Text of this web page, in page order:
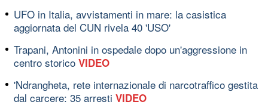
UFO in Italia, avvistamenti in mare: la casistica
aggiornata del CUN rivela 40 'USO'
Trapani, Antonini in ospedale dopo un'aggressione in
centro storico VIDEO
'Ndrangheta, rete internazionale di narcotraffico gestita
dal carcere: 35 arresti VIDEO